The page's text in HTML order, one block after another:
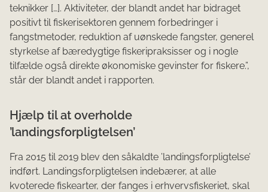
teknikker […]. Aktiviteter, der blandt andet har bidraget
positivt til fiskerisektoren gennem forbedringer i
fangstmetoder, reduktion af uønskede fangster, generel
styrkelse af bæredygtige fiskeripraksisser og i nogle
tilfælde også direkte økonomiske gevinster for fiskere.”,
står der blandt andet i rapporten.
Hjælp til at overholde
’landingsforpligtelsen’
Fra 2015 til 2019 blev den såkaldte ’landingsforpligtelse’
indført. Landingsforpligtelsen indebærer, at alle
kvoterede fiskearter, der fanges i erhvervsfiskeriet, skal